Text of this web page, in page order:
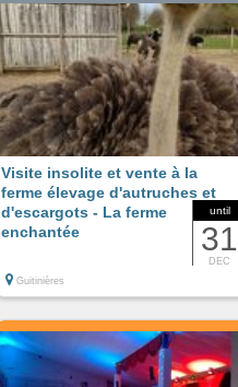
until
31
DEC
Visite insolite et vente à la
ferme élevage d'autruches et
d'escargots - La ferme
enchantée
Guitinières